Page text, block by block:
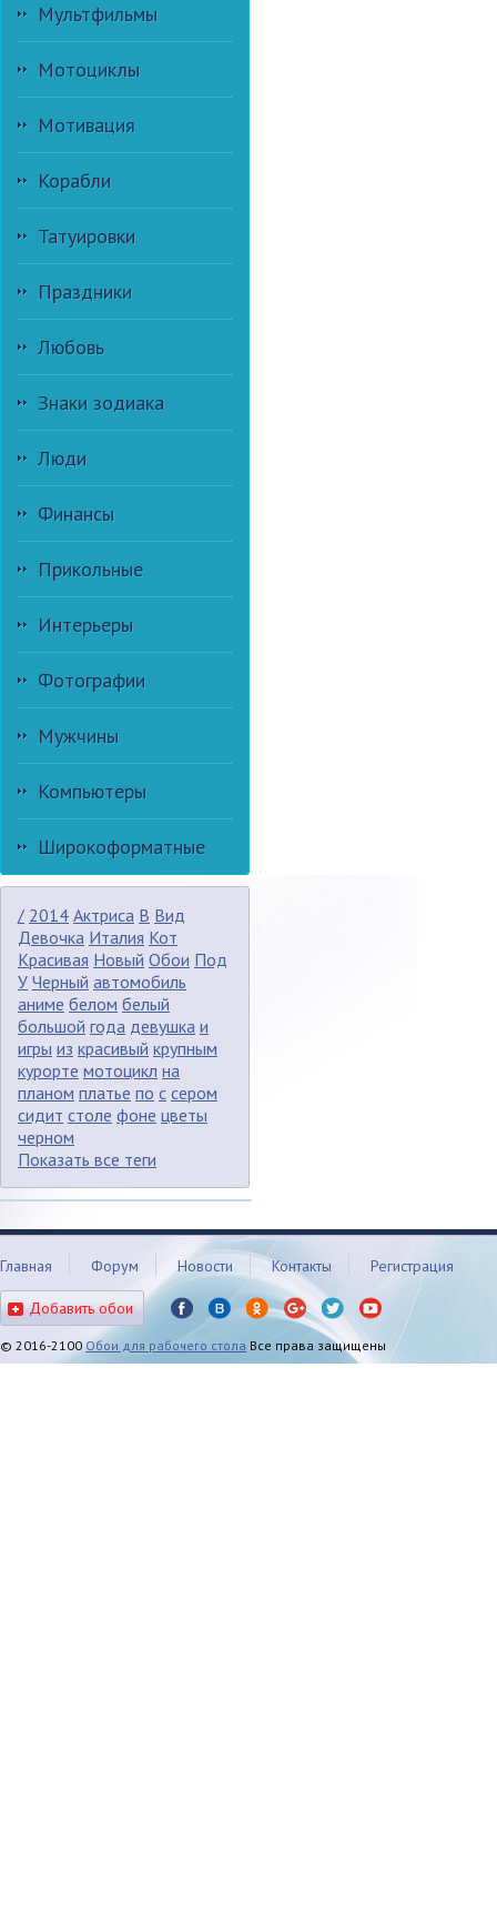
Мультфильмы
Мотоциклы
Мотивация
Корабли
Татуировки
Праздники
Любовь
Знаки зодиака
Люди
Финансы
Прикольные
Интерьеры
Фотографии
Мужчины
Компьютеры
Широкоформатные
/ 2014 Актриса В Вид
Девочка Италия Кот
Красивая Новый Обои Под
У Черный автомобиль
аниме белом белый
большой года девушка и
игры из красивый крупным
курорте мотоцикл на
планом платье по с сером
сидит столе фоне цветы
черном
Показать все теги
Главная Форум Новости Контакты Регистрация
Добавить обои
© 2016-2100Обои для рабочего стола Все права защищены